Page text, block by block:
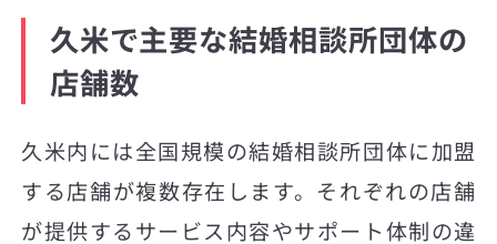
久米で主要な結婚相談所団体の
店舗数
久米内には全国規模の結婚相談所団体に加盟
する店舗が複数存在します。それぞれの店舗
が提供するサービス内容やサポート体制の違